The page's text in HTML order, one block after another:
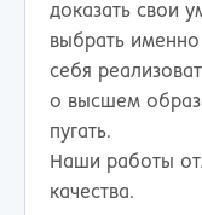
доказать свои
выбрать именно
себя
о высшем
пугать.
Наши работы
качества.